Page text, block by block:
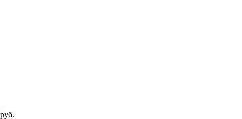
руб.